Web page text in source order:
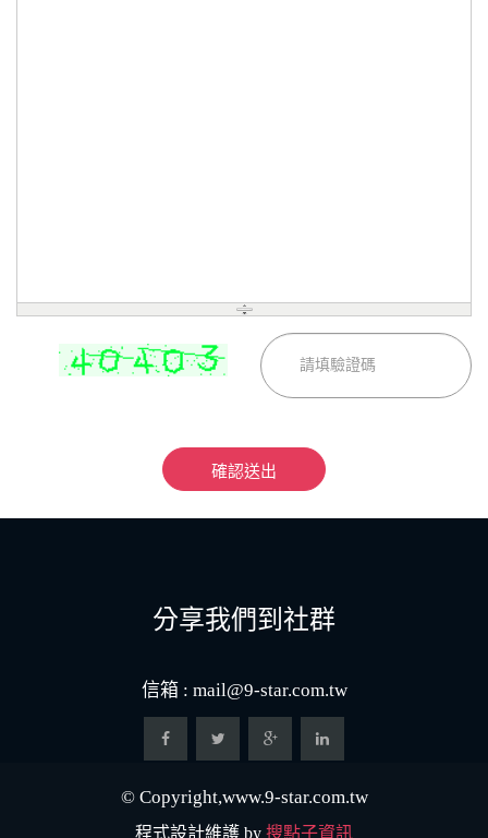
確認送出
分享我們到社群
信箱 : mail@9-star.com.tw
© Copyright,www.9-star.com.tw
程式設計維護 by 搜點子資訊